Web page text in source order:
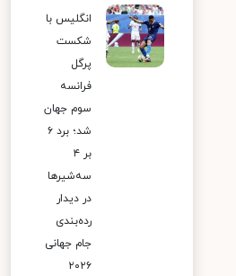
انگلیس با
شکست
پرگل
فرانسه
سوم جهان
شد؛ برد ۶
بر ۴
سه‌شیرها
در دیدار
رده‌بندی
جام جهانی
۲۰۲۶